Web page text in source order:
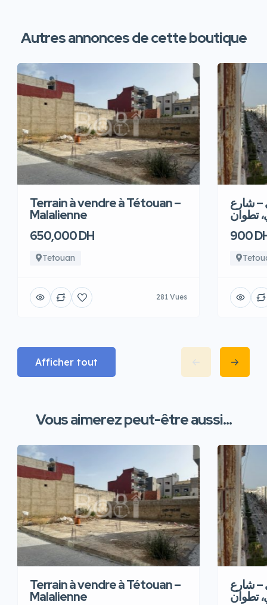
Autres annonces de cette boutique
Terrain à vendre à Tétouan –
Malalienne
650,000 DH
Tetouan
281 Vues
– شارع
تطوان
900
Afficher tout
Vous aimerez peut-être aussi...
Terrain à vendre à Tétouan –
Malalienne
– شارع
تطوان